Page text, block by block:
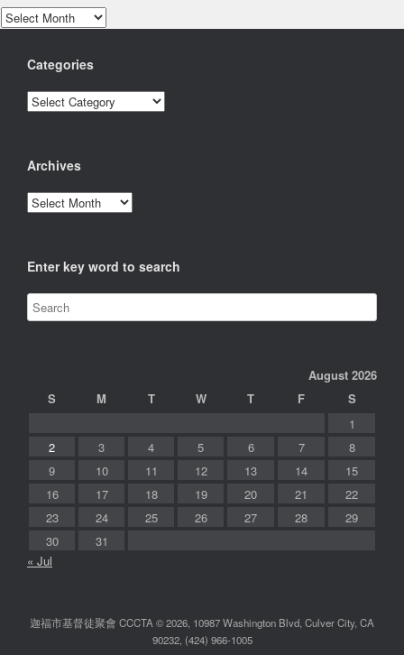
Archives
Categories
Categories
Archives
Archives
Enter key word to search
August 2026
S
M T W T F
S
1
2
3 4 5 6 7
8
9
10 11 12 13 14
15
16
17 18 19 20 21
22
23
24 25 26 27 28
29
30
31
« Jul
迦福市基督徒聚會 CCCTA © 2026, 10987 Washington Blvd, Culver City, CA
90232, (424) 966-1005